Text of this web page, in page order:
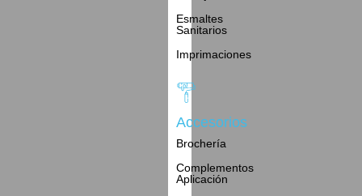
Esmaltes
Sanitarios
Imprimaciones
Accesorios
Brochería
Complementos
Aplicación